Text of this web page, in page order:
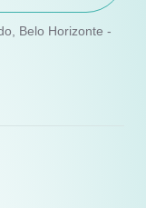
Belo Horizonte -